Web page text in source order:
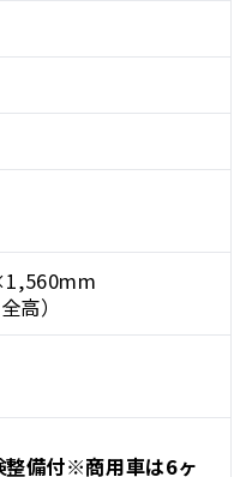
高）
整備付※商用車は6ヶ